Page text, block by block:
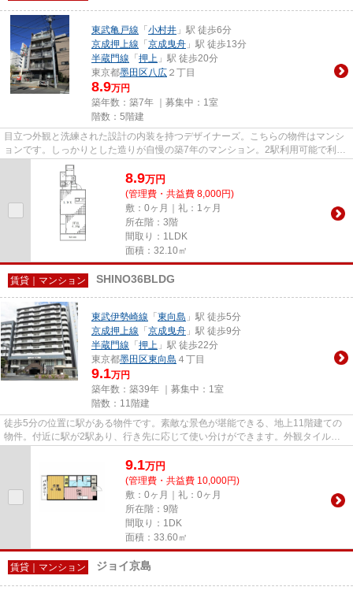
東武亀戸線 「 小村井 」駅 徒歩6分
京成押上線 「 京成曳舟 」駅 徒歩13分
半蔵門線 「 押上 」駅 徒歩20分
東京都墨田区八広 ２丁目
8.9万円
築年数：築7年 ｜募集中： 1室
階数：5階建
目立つ外観と洗練された設計の内装を持つデザイナーズ。こちらの物件はマンシ
ョンです。しっかりとした造りが自慢の築7年のマンション。2駅利用可能で利便
性の高い物件です。トラスト...
8.9万円
(管理費・共益費 8,000円)
敷：0ヶ月｜礼：1ヶ月
所在階：3階
間取り：1LDK
面積：32.10㎡
賃貸｜マンション SHINO36BLDG
東武伊勢崎線 「 東向島 」駅 徒歩5分
京成押上線 「 京成曳舟 」駅 徒歩9分
半蔵門線 「 押上 」駅 徒歩22分
東京都墨田区東向島 ４丁目
9.1万円
築年数：築39年 ｜募集中： 1室
階数：11階建
徒歩5分の位置に駅がある物件です。素敵な景色が堪能できる、地上11階建ての
物件。付近に駅が2駅あり、行き先に応じて使い分けができます。外観タイル張
9.1万円
(管理費・共益費 10,000円)
敷：0ヶ月｜礼：0ヶ月
所在階：9階
間取り：1DK
面積：33.60㎡
賃貸｜マンション ジョイ京島